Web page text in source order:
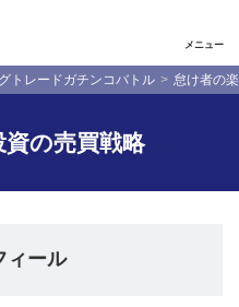
メニュー
トレードガチンコバトル 怠け者の
の売買戦略
ィール